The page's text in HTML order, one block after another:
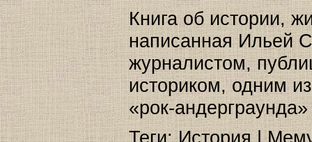
Книга об истории,
написанная Ильей
журналистом,
историком, одним
«рок-
Теги: История |